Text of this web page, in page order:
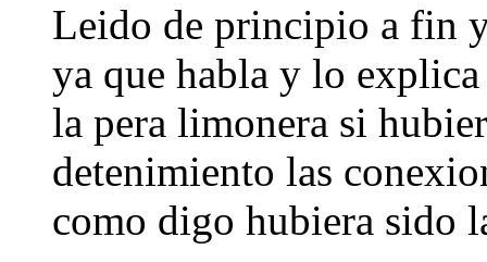
Leido de principio a fin
ya que habla y lo
la pera limonera si
detenimiento las
como digo hubiera sido